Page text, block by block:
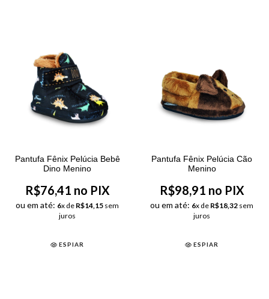
Pantufa Fênix Pelúcia Bebê
Dino Menino
R$76,41 no PIX
ou em até: 6x de R$14,15 sem
juros
ESPIAR
Pantufa Fênix Pelúcia Cão
Menino
R$98,91 no PIX
ou em até: 6x de R$18,32 sem
juros
ESPIAR